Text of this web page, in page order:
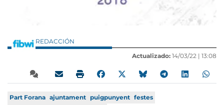
REDACCIÓN
Actualizado: 14/03/22 | 13:08
Part Forana ajuntament puigpunyent festes